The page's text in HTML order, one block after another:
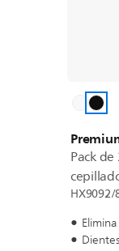
Pack
HX9092/